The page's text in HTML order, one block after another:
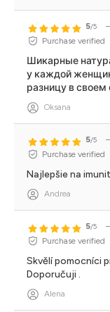
5/5 –
Purchase verified
Шикарные
у каждой
разницу в
Oksana
5/5 –
Purchase verified
Najlepšie na
Andrea
5/5 –
Purchase verified
Skvělí pomocníci
Doporučuji .
Alena